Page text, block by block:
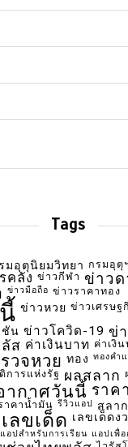
Tags
มอุตุนิยมวิทยา กรมอุตุ
คลัง ข่าวกีฬา ข่าวด
ข่าวมือถือ ข่าวราคาทอง
ข่าวหวย ข่าวเศรษฐ
ชัน ข่าวโควิด-19 ข่
ส ค่าเงินบาท ค่าเงิ
วจหวย ทอง ทองคำ
การแห่งรัฐ ผลสลาก
กาศวันนี้ ราค
าคาน้ำมัน รีวิวแอป สลา
เลขเด็ด เลขเด็ดง
แอปสำหรับการเรียน แอปเพื่